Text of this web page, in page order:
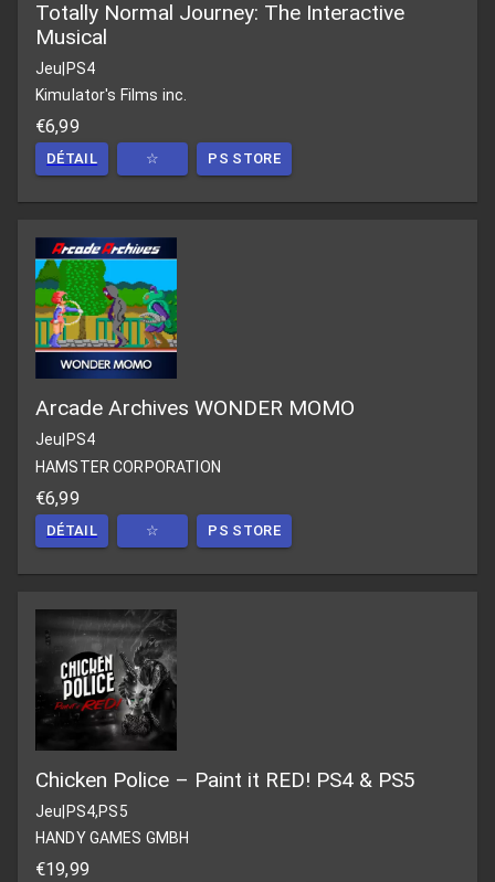
Totally Normal Journey: The Interactive
Musical
Jeu|PS4
Kimulator's Films inc.
€6,99
DÉTAIL ☆ PS STORE
Arcade Archives WONDER MOMO
Jeu PS4
HAMSTER CORPORATION
€6,99
DÉTAIL ☆ PS STORE
Chicken Police – Paint it RED! PS4 & PS5
Jeu|PS4,PS5
HANDY GAMES GMBH
€19,99